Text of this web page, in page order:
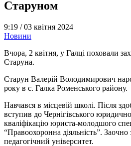
Старуном
9:19 /03 квітня 2024
Новини
Вчора, 2 квітня, у Галці поховали
Старуна.
Старун Валерій Володимирович
року в с. Галка Роменського району.
Навчався в місцевій школі. Після
вступив до Чернігівського
кваліфікацію юриста-молодшого
“Правоохоронна діяльність”.
педагогічний університет.